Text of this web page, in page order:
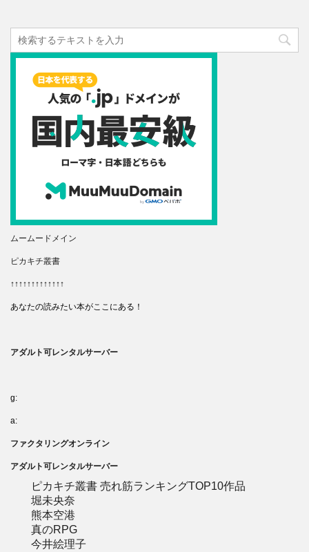
ムームードメイン
ピカキチ叢書
↑↑↑↑↑↑↑↑↑↑↑↑↑
あなたの読みたい本がここにある！
アダルト可レンタルサーバー
g:
a:
ファクタリングオンライン
アダルト可レンタルサーバー
ピカキチ叢書 売れ筋ランキングTOP10作品
堀未央奈
熊本空港
真のRPG
今井絵理子